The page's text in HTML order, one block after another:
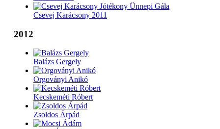
Csevej Karácsony 2011
2012
Balázs Gergely
Orgoványi Anikó
Kecskeméti Róbert
Zsoldos Árpád